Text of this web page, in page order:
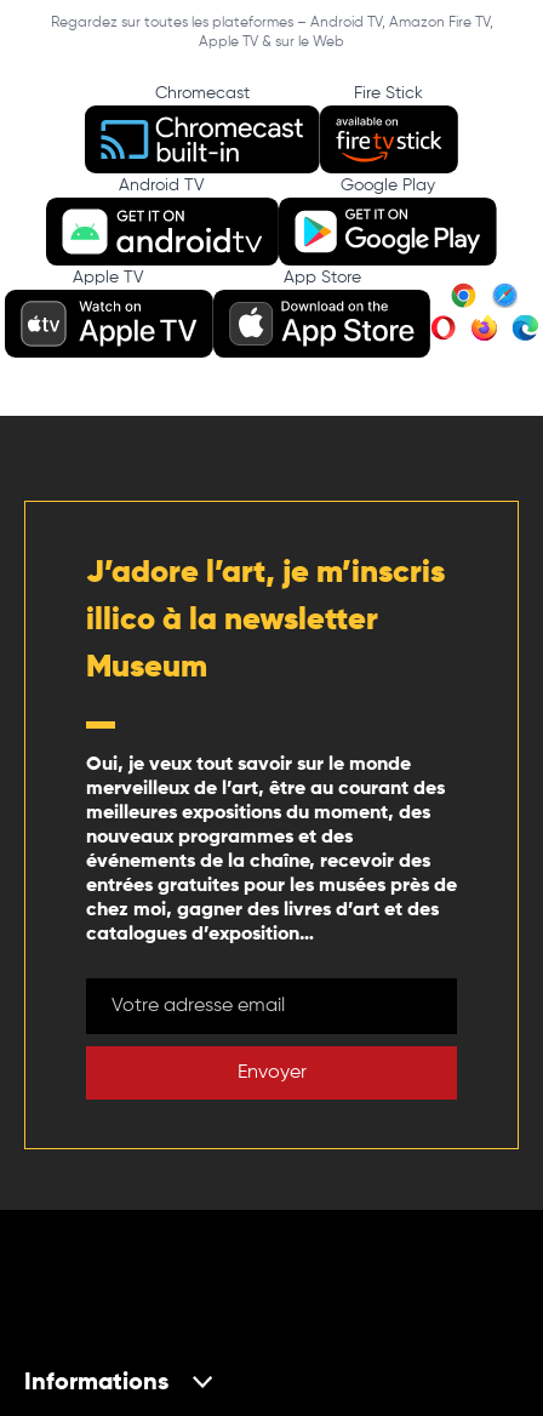
Regardez sur toutes les plateformes – Android TV, Amazon Fire TV,
Apple TV & sur le Web
Chromecast Fire Stick
Android TV Google Play
Apple TV App Store
J’adore l’art, je m’inscris
illico à la newsletter
Museum
Oui, je veux tout savoir sur le monde
merveilleux de l’art, être au courant des
meilleures expositions du moment, des
nouveaux programmes et des
événements de la chaîne, recevoir des
entrées gratuites pour les musées près de
chez moi, gagner des livres d’art et des
catalogues d’exposition…
Envoyer
Informations